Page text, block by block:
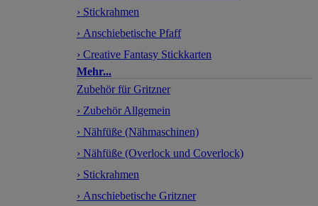
› Stickrahmen
› Anschiebetische Pfaff
› Creative Fantasy Stickkarten
Mehr...
Zubehör für Gritzner
› Zubehör Allgemein
› Nähfüße (Nähmaschinen)
› Nähfüße (Overlock und Coverlock)
› Stickrahmen
› Anschiebetische Gritzner